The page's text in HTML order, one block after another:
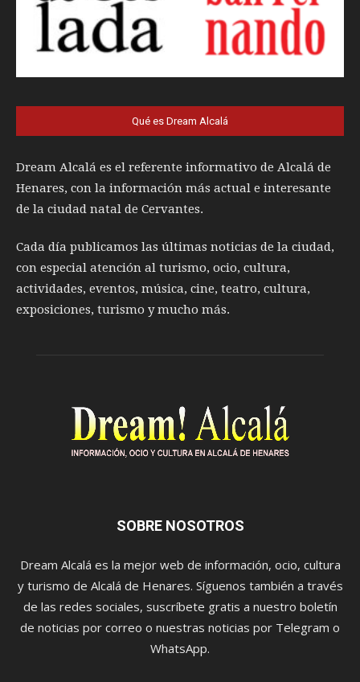
Qué es Dream Alcalá
Dream Alcalá es el referente informativo de Alcalá de
Henares, con la información más actual e interesante
de la ciudad natal de Cervantes.
Cada día publicamos las últimas noticias de la ciudad,
con especial atención al turismo, ocio, cultura,
actividades, eventos, música, cine, teatro, cultura,
exposiciones, turismo y mucho más.
SOBRE NOSOTROS
Dream Alcalá es la mejor web de información, ocio, cultura
y turismo de Alcalá de Henares. Síguenos también a través
de las redes sociales, suscríbete gratis a nuestro boletín
de noticias por correo o nuestras noticias por Telegram o
WhatsApp.